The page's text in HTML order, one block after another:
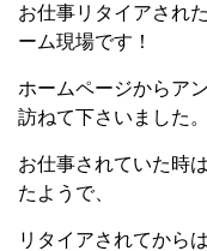
お仕事リタイアされ
ーム現場です！
ホームページからア
訪ねて下さいました。
お仕事されていた時
たようで、
リタイアされてから